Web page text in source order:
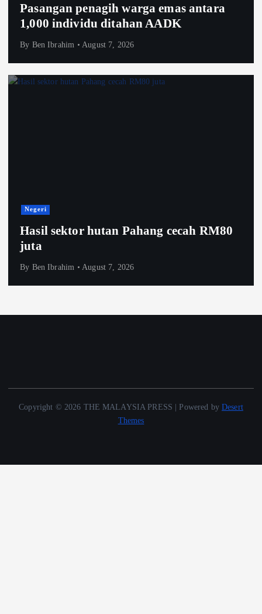
Pasangan penagih warga emas antara
1,000 individu ditahan AADK
By Ben Ibrahim August 7, 2026
Negeri
Hasil sektor hutan Pahang cecah RM80
juta
By Ben Ibrahim August 7, 2026
Copyright © 2026 THE MALAYSIA PRESS | Powered byDesert
Themes